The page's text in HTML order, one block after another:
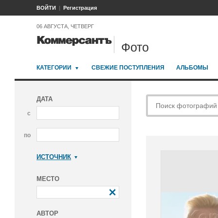
ВОЙТИ Регистрация
06 АВГУСТА, ЧЕТВЕРГ
Фото
КАТЕГОРИИ СВЕЖИЕ ПОСТУПЛЕНИЯ АЛЬБОМЫ
ДАТА
с
по
ИСТОЧНИК
МЕСТО
АВТОР